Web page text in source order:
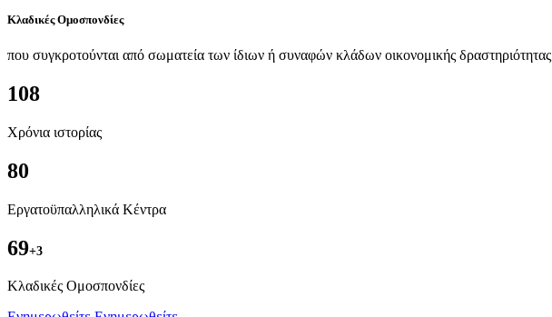
Κλαδικές Ομοσπονδίες
που συγκροτούνται από σωματεία των ίδιων ή συναφών κλάδων οικονομικής δραστηριότητας
108
Χρόνια ιστορίας
80
Εργατοϋπαλληλικά Κέντρα
69+3
Kλαδικές Ομοσπονδίες